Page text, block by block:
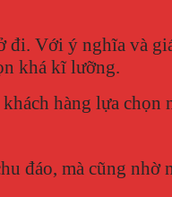
đi. Với ý nghĩa và
khá kĩ lưỡng.
hàng lựa chọn
đáo, mà cũng nhờ